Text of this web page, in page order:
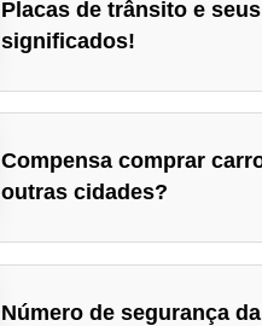
Placas de trânsito e seus
significados!
Compensa comprar
outras cidades?
Número de segurança